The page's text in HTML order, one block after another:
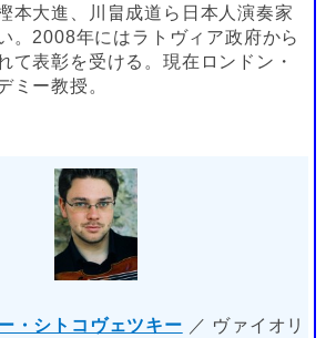
本大進、川畠成道ら日本人演奏家
。2008年にはラトヴィア政府から
て表彰を受ける。現在ロンドン・
ミー教授。
・シトコヴェツキー ／ ヴァイオリ